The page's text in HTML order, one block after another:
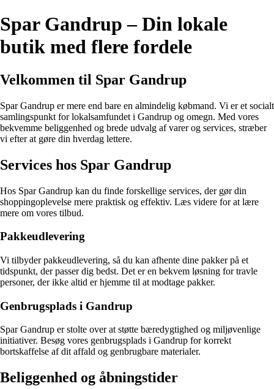
Spar Gandrup – Din lokale
butik med flere fordele
Velkommen til Spar Gandrup
Spar Gandrup er mere end bare en almindelig købmand. Vi er et socialt
samlingspunkt for lokalsamfundet i Gandrup og omegn. Med vores
bekvemme beliggenhed og brede udvalg af varer og services, stræber
vi efter at gøre din hverdag lettere.
Services hos Spar Gandrup
Hos Spar Gandrup kan du finde forskellige services, der gør din
shoppingoplevelse mere praktisk og effektiv. Læs videre for at lære
mere om vores tilbud.
Pakkeudlevering
Vi tilbyder pakkeudlevering, så du kan afhente dine pakker på et
tidspunkt, der passer dig bedst. Det er en bekvem løsning for travle
personer, der ikke altid er hjemme til at modtage pakker.
Genbrugsplads i Gandrup
Spar Gandrup er stolte over at støtte bæredygtighed og miljøvenlige
initiativer. Besøg vores genbrugsplads i Gandrup for korrekt
bortskaffelse af dit affald og genbrugbare materialer.
Beliggenhed og åbningstider